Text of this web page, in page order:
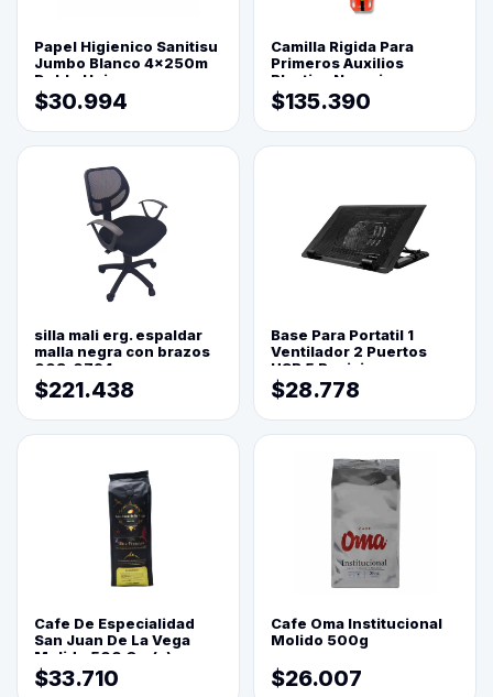
Papel Higienico Sanitisu
Jumbo Blanco 4x250m
Doble Hoja
$30.994
Camilla Rigida Para
Primeros Auxilios
Plastica Naranja
$135.390
silla mali erg. espaldar
malla negra con brazos
003-0794
$221.438
Base Para Portatil 1
Ventilador 2 Puertos
USB 5 Posiciones
$28.778
Cafe De Especialidad
San Juan De La Vega
Molido 500 Grs(=)
$33.710
Cafe Oma Institucional
Molido 500g
$26.007